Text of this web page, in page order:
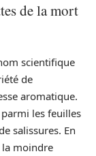
de la mort
scientifique
de
aromatique.
les feuilles
salissures. En
la moindre